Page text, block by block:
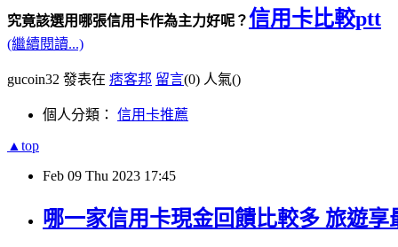
究竟該選用哪張信用卡作為主力好呢？信用卡比較ptt
(繼續閱讀...)
gucoin32 發表在 痞客邦 留言(0) 人氣()
個人分類： 信用卡推薦
▲top
Feb 09 Thu 2023 17:45
哪一家信用卡現金回饋比較多 旅遊享